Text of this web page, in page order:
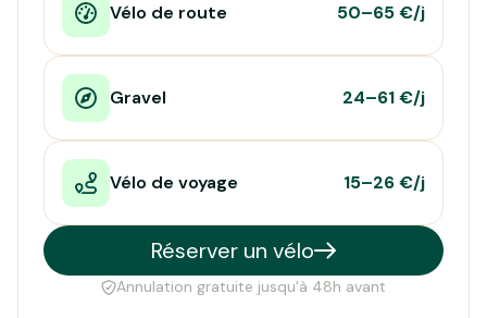
Vélo de route 50–65 €/j
Gravel 24–61 €/j
Vélo de voyage 15–26 €/j
Réserver un vélo
Annulation gratuite jusqu'à 48h avant